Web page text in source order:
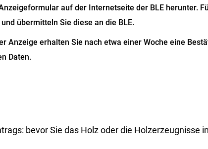
auf der Internetseite der BLE herunter.
übermitteln Sie diese an die BLE.
Anzeige erhalten Sie nach etwa einer Woche eine
Daten.
bevor Sie das Holz oder die Holzerzeugnisse